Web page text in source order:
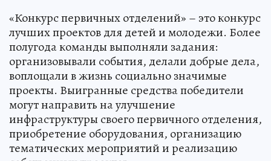
«Конкурс первичных отделений» – это конкурс
лучших проектов для детей и молодежи. Более
полугода команды выполняли задания:
организовывали события, делали добрые дела,
воплощали в жизнь социально значимые
проекты. Выигранные средства победители
могут направить на улучшение
инфраструктуры своего первичного отделения,
приобретение оборудования, организацию
тематических мероприятий и реализацию